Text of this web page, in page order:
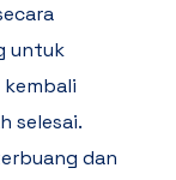
untuk
selesai.
dan